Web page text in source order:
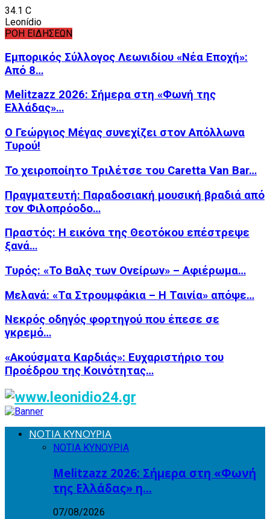
34.1 C
Leonídio
ΡΟΗ ΕΙΔΗΣΕΩΝ
Εμπορικός Σύλλογος Λεωνιδίου «Νέα Εποχή»:
Από 8…
Melitzazz 2026: Σήμερα στη «Φωνή της
Ελλάδας»…
Ο Γεώργιος Μέγας συνεχίζει στον Απόλλωνα
Τυρού!
Το χειροποίητο Τριλέτσε του Caretta Van Bar…
Πραγματευτή: Παραδοσιακή μουσική βραδιά από
τον Φιλοπρόοδο…
Πραστός: Η εικόνα της Θεοτόκου επέστρεψε
ξανά…
Τυρός: «Το Βαλς των Ονείρων» – Αφιέρωμα…
Μελανά: «Τα Στρουμφάκια – Η Ταινία» απόψε…
Νεκρός οδηγός φορτηγού που έπεσε σε
γκρεμό…
«Ακούσματα Καρδιάς»: Ευχαριστήριο του
Προέδρου της Κοινότητας…
ΝΟΤΙΑ ΚΥΝΟΥΡΙΑ
ΝΟΤΙΑ ΚΥΝΟΥΡΙΑ
Melitzazz 2026: Σήμερα στη «Φωνή
της Ελλάδας» η…
07/08/2026